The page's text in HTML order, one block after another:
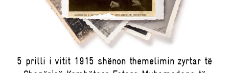
5 prilli i vitit 1915 shënon themelimin zyrtar të